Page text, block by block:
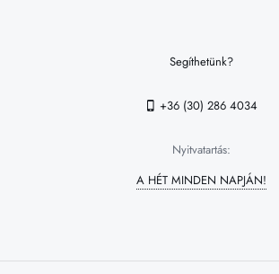
Segíthetünk?
+36 (30) 286 4034
Nyitvatartás:
A HÉT MINDEN NAPJÁN!